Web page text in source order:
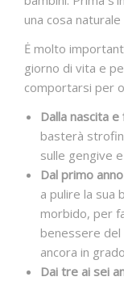
una cosa
Ė molto
giorno di vita e
comportarsi per
Dalla nascita
basterà
sulle gengive
Dal primo
a pulire la sua
morbido, per
benessere
ancora in
Dai tre ai sei